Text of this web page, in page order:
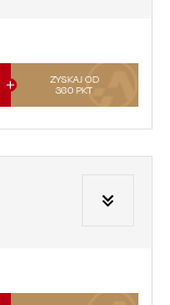
ZYSKAJ OD
360 PKT